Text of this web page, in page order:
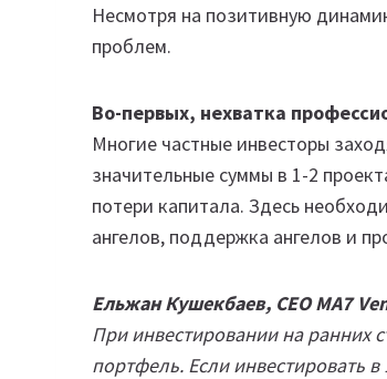
Несмотря на позитивную
проблем.
Во-первых, нехватка
Многие частные инвесторы
значительные суммы в 1-2
потери капитала. Здесь
ангелов, поддержка ангелов и
Ельжан Кушекбаев, СЕО MA7
При инвестировании на ранних
портфель. Если инвестировать